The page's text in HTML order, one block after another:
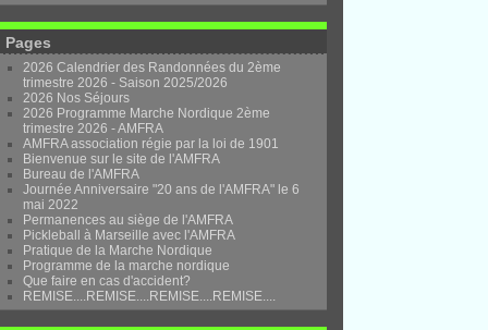
Pages
2026 Calendrier des Randonnées du 2ème
trimestre 2026 - Saison 2025/2026
2026 Nos Séjours
2026 Programme Marche Nordique 2ème
trimestre 2026 - AMFRA
AMFRA association régie par la loi de 1901
Bienvenue sur le site de l'AMFRA
Bureau de l'AMFRA
Journée Anniversaire "20 ans de l'AMFRA" le 6
mai 2022
Permanences au siège de l'AMFRA
Pickleball à Marseille avec l'AMFRA
Pratique de la Marche Nordique
Programme de la marche nordique
Que faire en cas d'accident?
REMISE....REMISE....REMISE....REMISE....